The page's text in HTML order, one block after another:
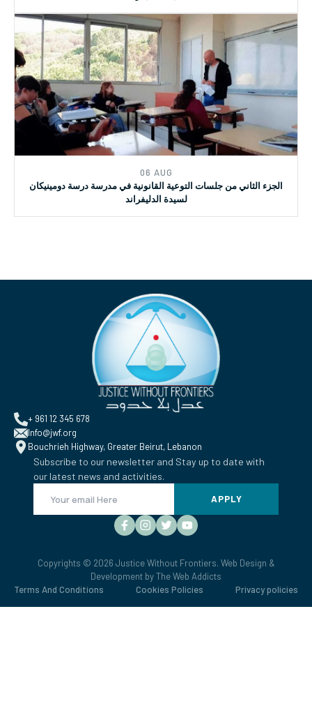
06 AUG
سلسلة جلسات التوعية القانونية لتلامذة المدارس - مدرسة دومينيكان
لسيدة الدليفراند
06 AUG
الجزء الثاني من جلسات التوعية القانونية في مدرسة درسة دومينيكان
لسيدة الدليفراند
Info@jwf.org
Bouchrieh Highway, Greater Beirut, Lebanon
Subscribe to our newsletter and Stay up to date with